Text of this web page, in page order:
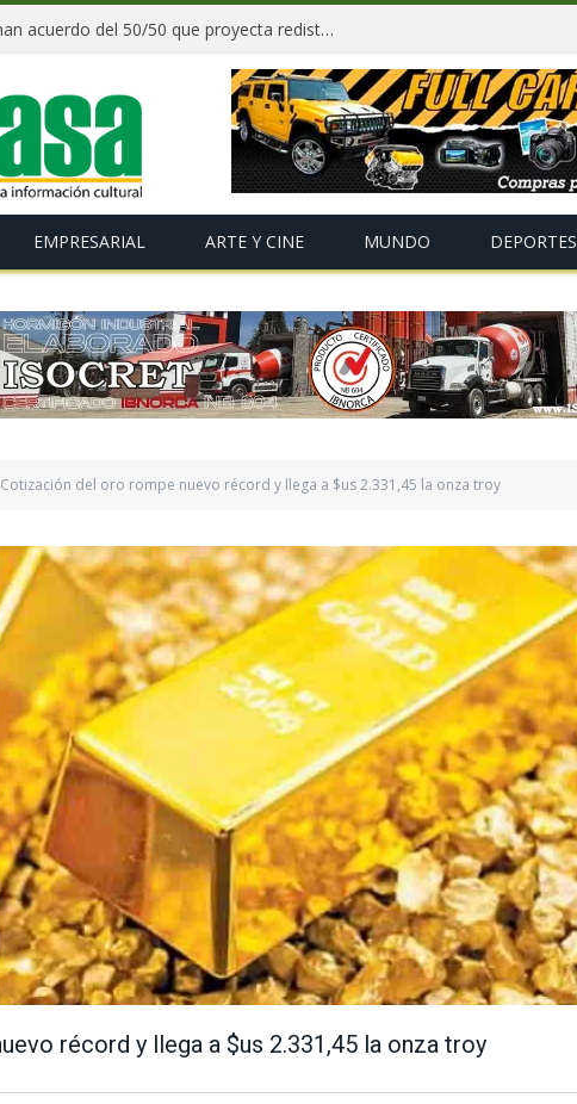
Paz y gobernadores firman acuerdo del 50/50 que proyecta redistribuir recursos y tributos desde 2027
EMPRESARIAL ARTE Y CINE MUNDO DEPORTES
Cotización del oro rompe nuevo récord y llega a $us 2.331,45 la onza troy
récord y llega a $us 2.331,45 la onza troy